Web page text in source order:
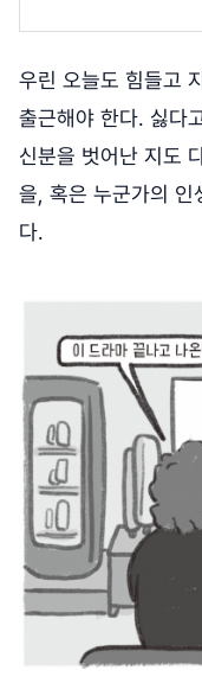
우린 오늘도 힘들고
출근해야 한다. 싫다
신분을 벗어난 지도
을, 혹은 누군가의 인
다.